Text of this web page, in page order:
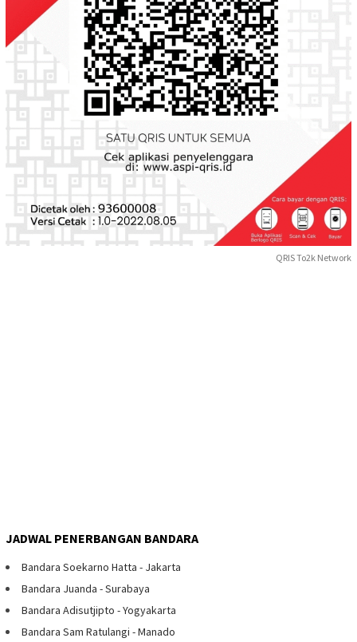
QRIS To2k Network
JADWAL PENERBANGAN BANDARA
Bandara Soekarno Hatta - Jakarta
Bandara Juanda - Surabaya
Bandara Adisutjipto - Yogyakarta
Bandara Sam Ratulangi - Manado